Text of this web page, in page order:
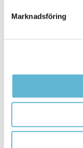
Marknadsföring
Kommunhuset,
Box 18, 295 21